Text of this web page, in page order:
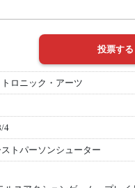
ロニック・アーツ
4
トパーソンシューター